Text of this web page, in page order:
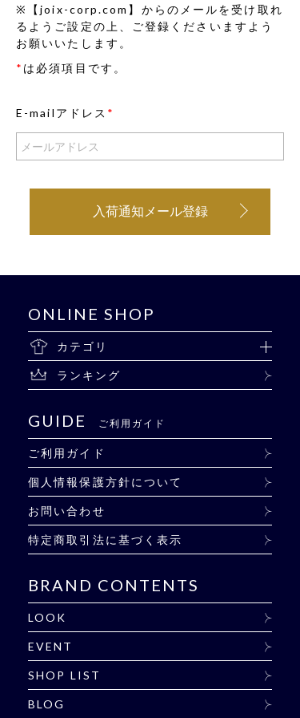
※【joix-corp.com】からのメールを受け取れ
るようご設定の上、ご登録くださいますよう
お願いいたします。
* は必須項目です。
E-mailアドレス *
入荷通知メール登録
ONLINE SHOP
カテゴリ
ランキング
GUIDE ご利用ガイド
ご利用ガイド
個人情報保護方針について
お問い合わせ
特定商取引法に基づく表示
BRAND CONTENTS
LOOK
EVENT
SHOP LIST
BLOG